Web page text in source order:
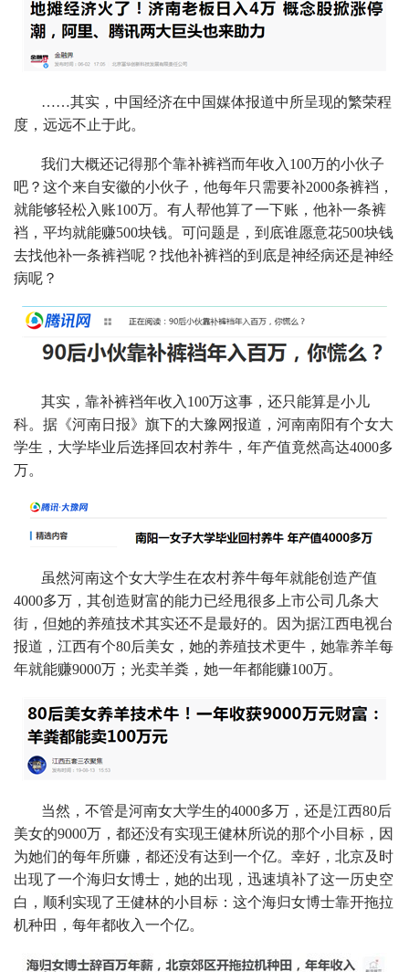
……其实，中国经济在中国媒体报道中所呈现的繁荣程
度，远远不止于此。
我们大概还记得那个靠补裤裆而年收入100万的小伙子
吧？这个来自安徽的小伙子，他每年只需要补2000条裤裆，
就能够轻松入账100万。有人帮他算了一下账，他补一条裤
裆，平均就能赚500块钱。可问题是，到底谁愿意花500块钱
去找他补一条裤裆呢？找他补裤裆的到底是神经病还是神经
病呢？
其实，靠补裤裆年收入100万这事，还只能算是小儿
科。据《河南日报》旗下的大豫网报道，河南南阳有个女大
学生，大学毕业后选择回农村养牛，年产值竟然高达4000多
万。
虽然河南这个女大学生在农村养牛每年就能创造产值
4000多万，其创造财富的能力已经甩很多上市公司几条大
街，但她的养殖技术其实还不是最好的。因为据江西电视台
报道，江西有个80后美女，她的养殖技术更牛，她靠养羊每
年就能赚9000万；光卖羊粪，她一年都能赚100万。
当然，不管是河南女大学生的4000多万，还是江西80后
美女的9000万，都还没有实现王健林所说的那个小目标，因
为她们的每年所赚，都还没有达到一个亿。幸好，北京及时
出现了一个海归女博士，她的出现，迅速填补了这一历史空
白，顺利实现了王健林的小目标：这个海归女博士靠开拖拉
机种田，每年都收入一个亿。